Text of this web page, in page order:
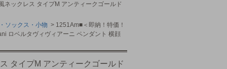
ネックレス タイプM アンティークゴールド
ソックス・小物 > 1251Am■＜即納！特価！
ロベルタヴィヴィアーニ ペンダント 横顔
タイプM アンティークゴールド